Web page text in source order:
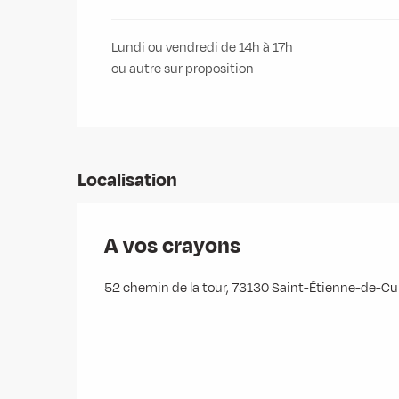
Lundi ou vendredi de 14h à 17h
ou autre sur proposition
Localisation
A vos crayons
52 chemin de la tour, 73130 Saint-Étienne-de-